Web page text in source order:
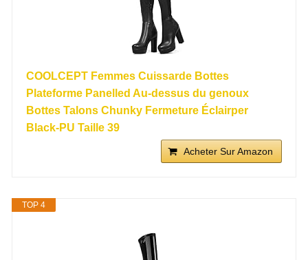
COOLCEPT Femmes Cuissarde Bottes
Plateforme Panelled Au-dessus du genoux
Bottes Talons Chunky Fermeture Éclairper
Black-PU Taille 39
Acheter Sur Amazon
TOP 4